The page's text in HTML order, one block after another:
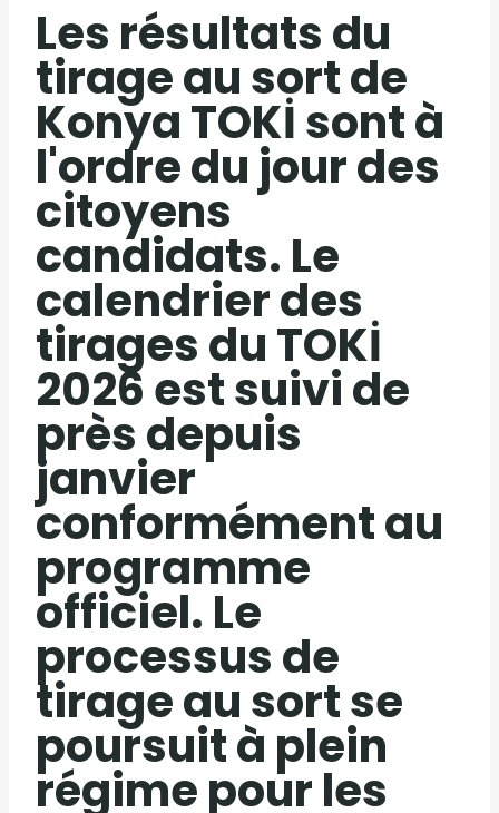
Les résultats du
tirage au sort de
Konya TOKİ sont à
l'ordre du jour des
citoyens
candidats. Le
calendrier des
tirages du TOKİ
2026 est suivi de
près depuis
janvier
conformément au
programme
officiel. Le
processus de
tirage au sort se
poursuit à plein
régime pour les